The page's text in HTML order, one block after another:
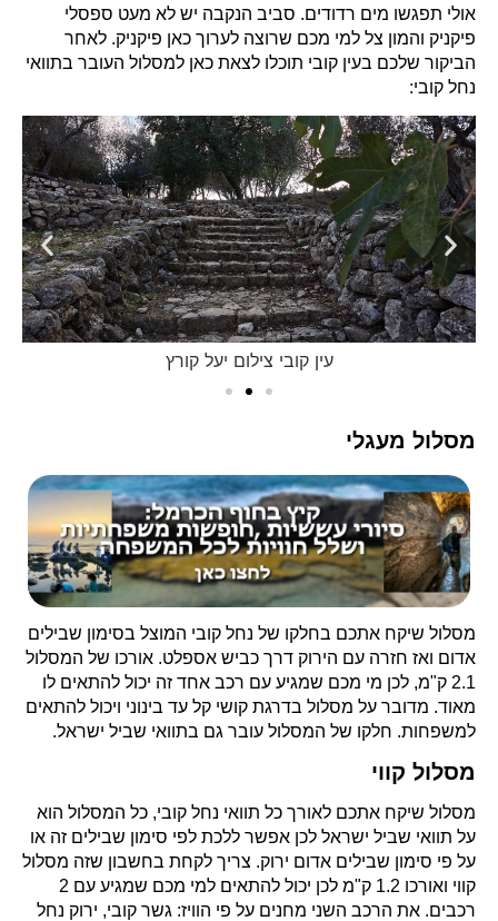
אולי תפגשו מים רדודים. סביב הנקבה יש לא מעט ספסלי
פיקניק והמון צל למי מכם שרוצה לערוך כאן פיקניק. לאחר
הביקור שלכם בעין קובי תוכלו לצאת כאן למסלול העובר בתוואי
נחל קובי:
עין קובי צילום יעל קורץ
מסלול מעגלי
מסלול שיקח אתכם בחלקו של נחל קובי המוצל בסימון שבילים
אדום ואז חזרה עם הירוק דרך כביש אספלט. אורכו של המסלול
2.1 ק"מ, לכן מי מכם שמגיע עם רכב אחד זה יכול להתאים לו
מאוד. מדובר על מסלול בדרגת קושי קל עד בינוני ויכול להתאים
למשפחות. חלקו של המסלול עובר גם בתוואי שביל ישראל.
מסלול קווי
מסלול שיקח אתכם לאורך כל תוואי נחל קובי, כל המסלול הוא
על תוואי שביל ישראל לכן אפשר ללכת לפי סימון שבילים זה או
על פי סימון שבילים אדום ירוק. צריך לקחת בחשבון שזה מסלול
קווי ואורכו 1.2 ק"מ לכן יכול להתאים למי מכם שמגיע עם 2
רכבים. את הרכב השני מחנים על פי הוויז: גשר קובי, ירוק נחל